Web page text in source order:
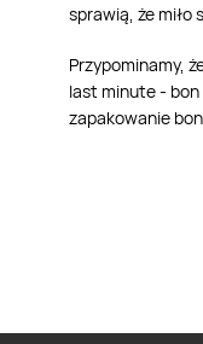
sprawią, że
Przypominamy,
last minute -
zapakowanie